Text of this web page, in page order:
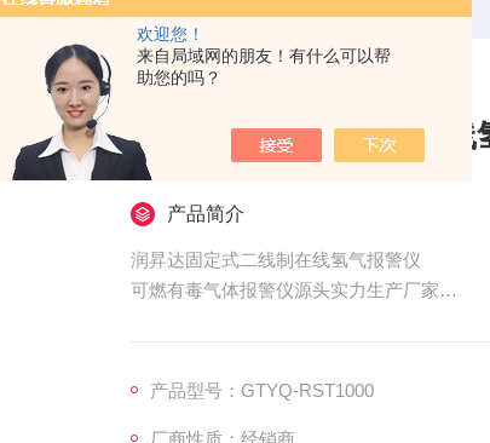
欢迎您！
来自局域网的朋友！有什么可以帮
助您的吗？
润昇达固定式二线制在线
产品简介
润昇达固定式二线制在线氢气报警仪
可燃有毒气体报警仪源头实力生产厂家
产品型号：GTYQ-RST1000
厂商性质：经销商